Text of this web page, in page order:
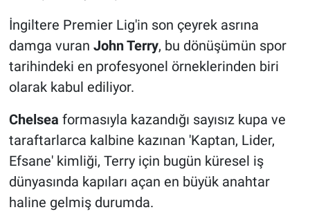
İngiltere Premier Lig'in son çeyrek asrına
damga vuran John Terry, bu dönüşümün spor
tarihindeki en profesyonel örneklerinden biri
olarak kabul ediliyor.
Chelsea formasıyla kazandığı sayısız kupa ve
taraftarlarca kalbine kazınan 'Kaptan, Lider,
Efsane' kimliği, Terry için bugün küresel iş
dünyasında kapıları açan en büyük anahtar
haline gelmiş durumda.